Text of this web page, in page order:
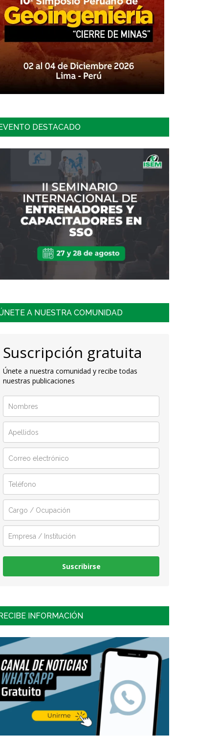
DESTACADO
A NUESTRA COMUNIDAD
Suscripción gratuita
Únete a nuestra comunidad y recibe todas
nuestras publicaciones
Suscribirse
INFORMACIÓN